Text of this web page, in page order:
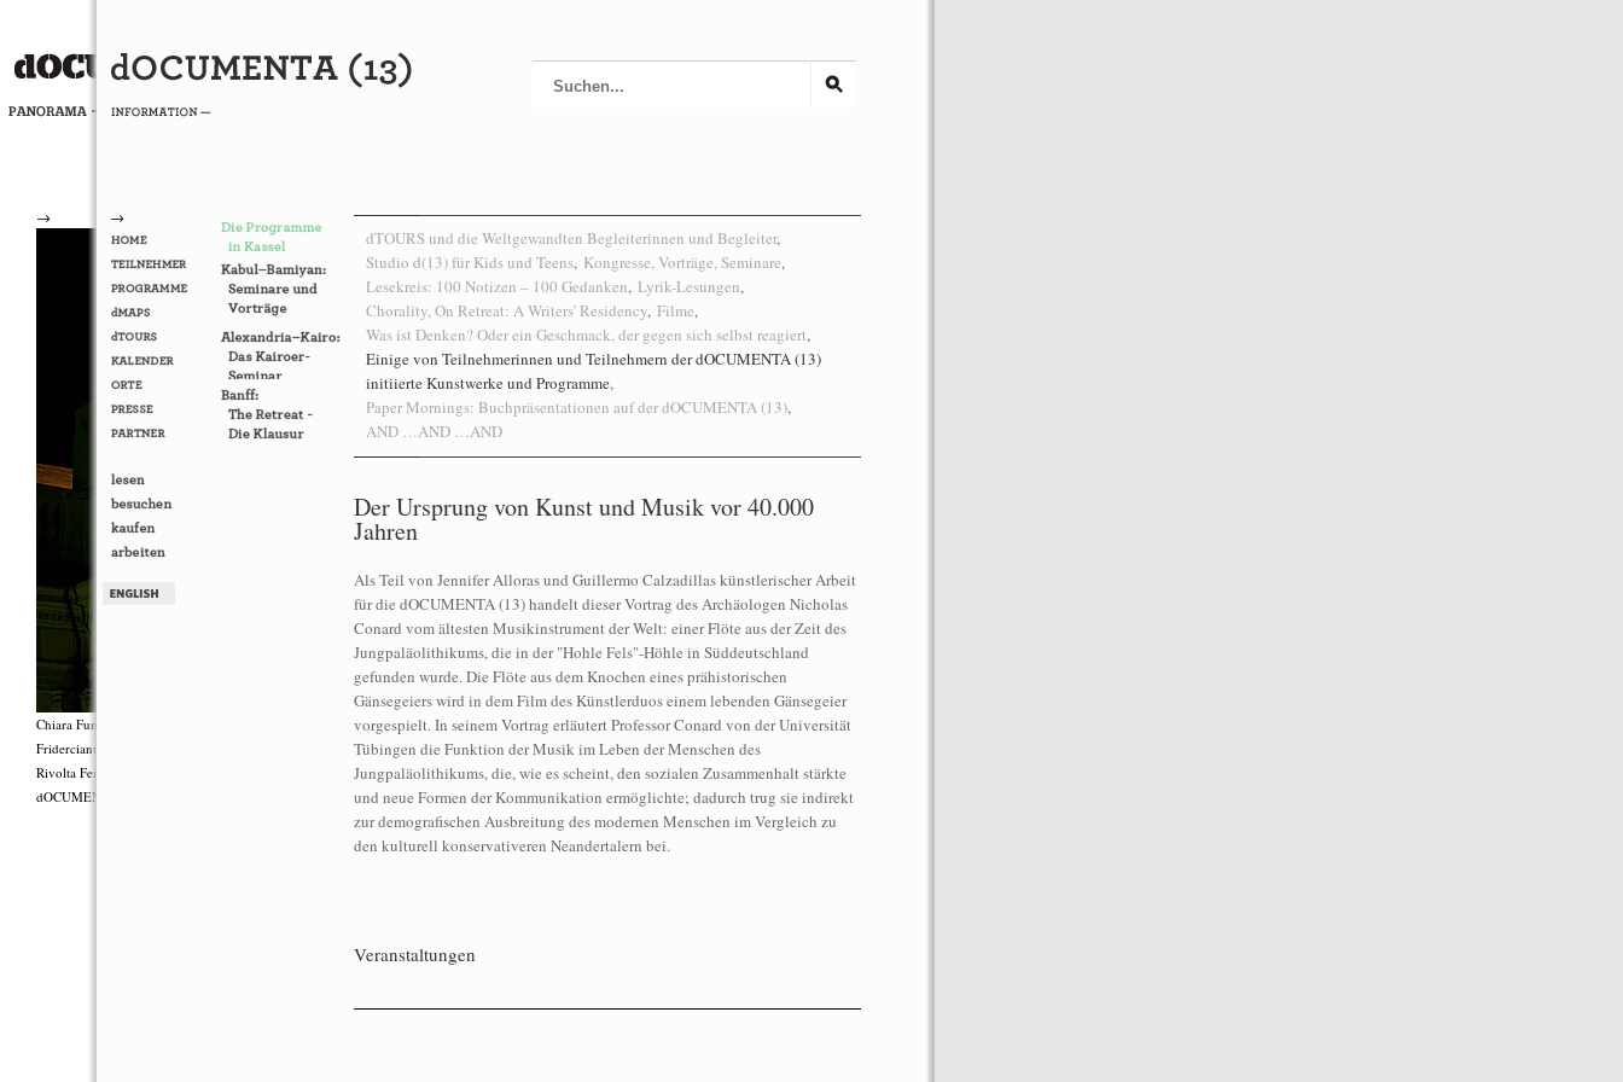
→
Chiara Fumai, Shut Up. Actually, Talk (The world will not explode), 2012, Gruppenperformance auf dem Dach des
Fridercianums featuring Zalumma Agra und die Stars of the East, Texte von Carla Lonzi (“Let’s Spit on Hegel,” 1970) and
Rivolta Femminile (“I Say I,” 1977), Kostüme von Antonio Piccirilli, 60 Min., Courtesy Chiara Fumai, In Auftrag gegeben von
dOCUMENTA (13) und produziert mit Unterstützung des Fiorucci Art Trust, London. Foto: Henrik Stromberg
→
dTOURS und die Weltgewandten Begleiterinnen und Begleiter,
Studio d(13) für Kids und Teens, Kongresse, Vorträge, Seminare,
Lesekreis: 100 Notizen – 100 Gedanken, Lyrik-Lesungen,
Chorality, On Retreat: A Writers' Residency, Filme,
Was ist Denken? Oder ein Geschmack, der gegen sich selbst reagiert,
Einige von Teilnehmerinnen und Teilnehmern der dOCUMENTA (13)
initiierte Kunstwerke und Programme,
Paper Mornings: Buchpräsentationen auf der dOCUMENTA (13),
AND …AND …AND
Der Ursprung von Kunst und Musik vor 40.000
Jahren
Als Teil von Jennifer Alloras und Guillermo Calzadillas künstlerischer Arbeit
für die dOCUMENTA (13) handelt dieser Vortrag des Archäologen Nicholas
Conard vom ältesten Musikinstrument der Welt: einer Flöte aus der Zeit des
Jungpaläolithikums, die in der "Hohle Fels"-Höhle in Süddeutschland
gefunden wurde. Die Flöte aus dem Knochen eines prähistorischen
Gänsegeiers wird in dem Film des Künstlerduos einem lebenden Gänsegeier
vorgespielt. In seinem Vortrag erläutert Professor Conard von der Universität
Tübingen die Funktion der Musik im Leben der Menschen des
Jungpaläolithikums, die, wie es scheint, den sozialen Zusammenhalt stärkte
und neue Formen der Kommunikation ermöglichte; dadurch trug sie indirekt
zur demografischen Ausbreitung des modernen Menschen im Vergleich zu
den kulturell konservativeren Neandertalern bei.
Veranstaltungen